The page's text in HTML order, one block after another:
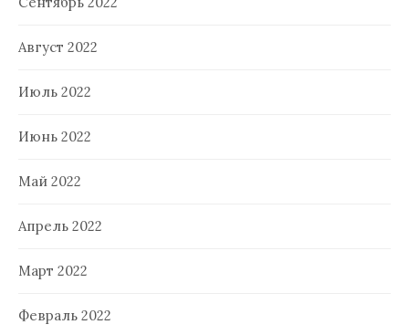
Август 2022
Июль 2022
Июнь 2022
Май 2022
Апрель 2022
Март 2022
Февраль 2022